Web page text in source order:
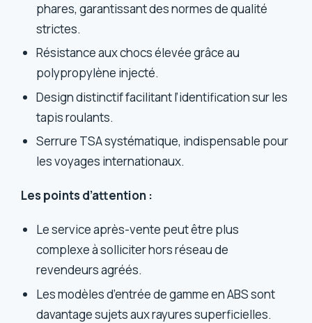
phares, garantissant des normes de qualité
strictes.
Résistance aux chocs élevée grâce au
polypropylène injecté.
Design distinctif facilitant l’identification sur les
tapis roulants.
Serrure TSA systématique, indispensable pour
les voyages internationaux.
Les points d’attention :
Le service après-vente peut être plus
complexe à solliciter hors réseau de
revendeurs agréés.
Les modèles d’entrée de gamme en ABS sont
davantage sujets aux rayures superficielles.